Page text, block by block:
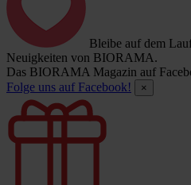
Bleibe auf dem
Neuigkeiten von BIORAMA.
Das BIORAMA Magazin auf
Folge uns auf Facebook!
×